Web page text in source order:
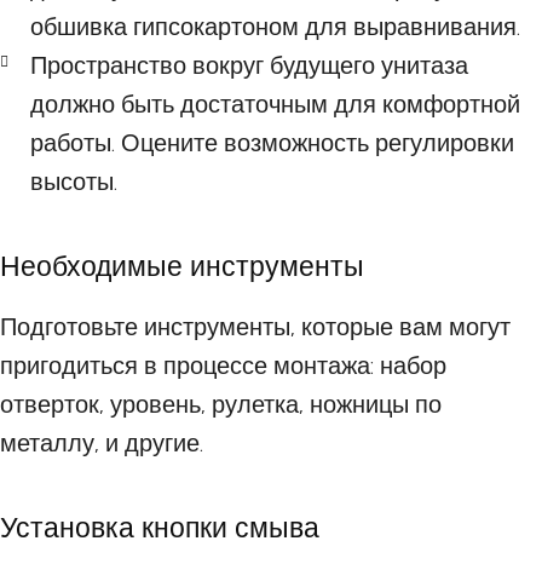
обшивка гипсокартоном для выравнивания.
Пространство вокруг будущего унитаза
должно быть достаточным для комфортной
работы. Оцените возможность регулировки
высоты.
Необходимые инструменты
Подготовьте инструменты, которые вам могут
пригодиться в процессе монтажа: набор
отверток, уровень, рулетка, ножницы по
металлу, и другие.
Установка кнопки смыва